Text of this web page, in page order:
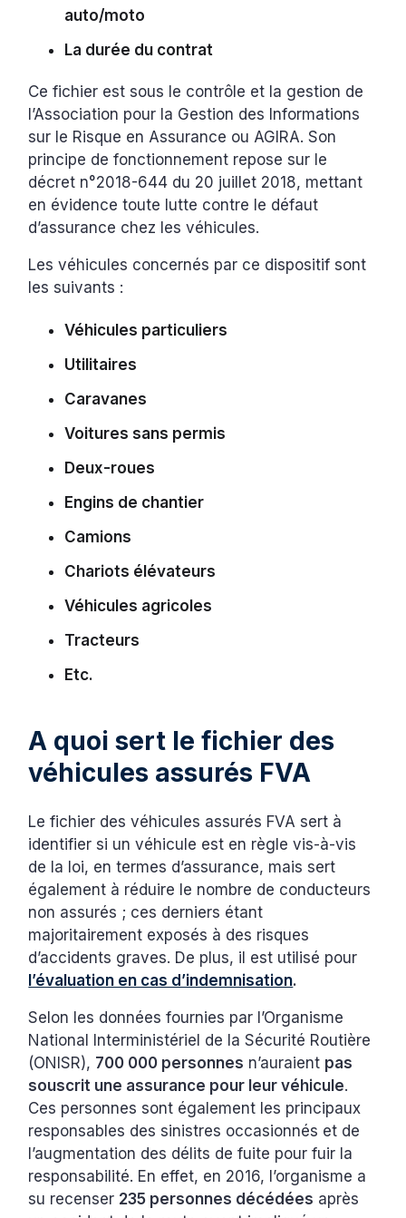
auto/moto
La durée du contrat
Ce fichier est sous le contrôle et la gestion de
l’Association pour la Gestion des Informations
sur le Risque en Assurance ou AGIRA. Son
principe de fonctionnement repose sur le
décret n°2018-644 du 20 juillet 2018, mettant
en évidence toute lutte contre le défaut
d’assurance chez les véhicules.
Les véhicules concernés par ce dispositif sont
les suivants :
Véhicules particuliers
Utilitaires
Caravanes
Voitures sans permis
Deux-roues
Engins de chantier
Camions
Chariots élévateurs
Véhicules agricoles
Tracteurs
Etc.
A quoi sert le fichier des
véhicules assurés FVA
Le fichier des véhicules assurés FVA sert à
identifier si un véhicule est en règle vis-à-vis
de la loi, en termes d’assurance, mais sert
également à réduire le nombre de conducteurs
non assurés ; ces derniers étant
majoritairement exposés à des risques
d’accidents graves. De plus, il est utilisé pour
l’évaluation en cas d’indemnisation.
Selon les données fournies par l’Organisme
National Interministériel de la Sécurité Routière
(ONISR), 700 000 personnes n’auraient pas
souscrit une assurance pour leur véhicule.
Ces personnes sont également les principaux
responsables des sinistres occasionnés et de
l’augmentation des délits de fuite pour fuir la
responsabilité. En effet, en 2016, l’organisme a
su recenser 235 personnes décédées après